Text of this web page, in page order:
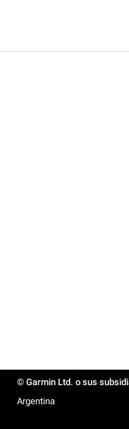
© Garmin Ltd. o sus
Argentina